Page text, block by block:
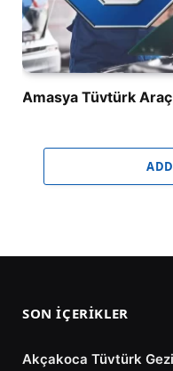
Amasya Tüvtürk
SON İÇERIKLER
Akçakoca Tüvtürk